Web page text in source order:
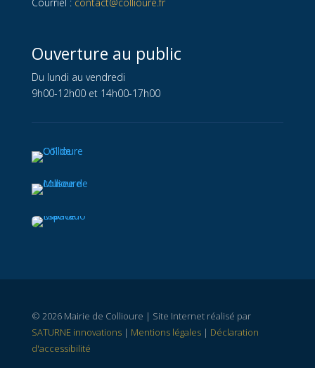
Ouverture au public
Du lundi au vendredi
9h00-12h00 et 14h00-17h00
© 2026 Mairie de Collioure | Site Internet réalisé par
SATURNE innovations| Mentions légales| Déclaration
d'accessibilité